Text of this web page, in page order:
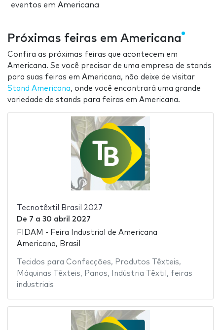
eventos em Americana
Próximas feiras em Americana
Confira as próximas feiras que acontecem em
Americana. Se você precisar de uma empresa de stands
para suas feiras em Americana, não deixe de visitar
Stand Americana, onde você encontrará uma grande
variedade de stands para feiras em Americana.
Tecnotêxtil Brasil 2027
De 7 a 30 abril 2027
FIDAM - Feira Industrial de Americana
Americana, Brasil
Tecidos para Confecções, Produtos Têxteis,
Máquinas Têxteis, Panos, Indústria Têxtil , feiras
industriais